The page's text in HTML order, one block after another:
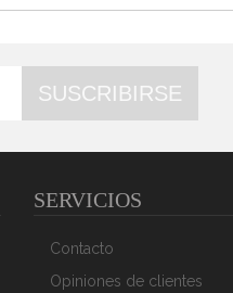
SUSCRIBIRSE
SERVICIOS
Contacto
Opiniones de clientes